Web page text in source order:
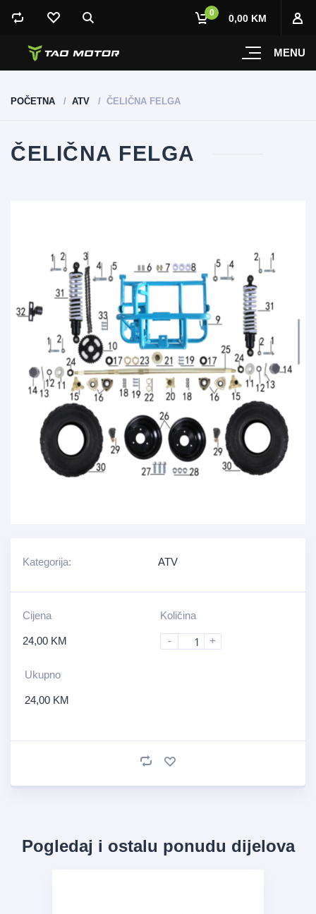
MENU
0 0,00 KM
POČETNA ATV ČELIČNA FELGA
ČELIČNA FELGA
Kategorija: ATV
Cijena
24,00 KM
Količina
- +
Ukupno
24,00 KM
Pogledaj i ostalu ponudu dijelova